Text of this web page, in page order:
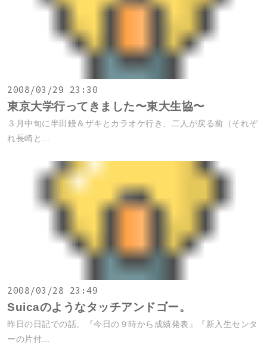
2008/03/29 23:30
東京大学行ってきました〜東大生協〜
３月中旬に半田鏝＆ザキとカラオケ行き、二人が戻る前（それぞ
れ長崎と...
2008/03/28 23:49
Suicaのようなタッチアンドゴー。
昨日の日記での話。『今日の９時から成績発表』『新入生センタ
ーの片付...